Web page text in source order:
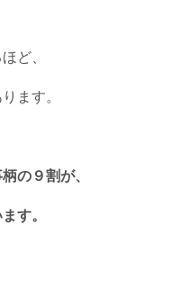
ど、
ます。
の９割が、
す。